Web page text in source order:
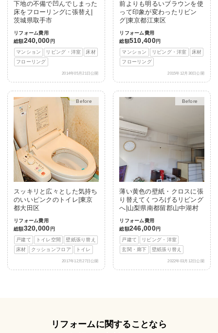
下地の不備で凹んでしまった
床をフローリングに張替え|
茨城県取手市
リフォーム費用
総額240,000 円
マンション
リビング・洋室
床材
フローリング
2014年05月21日公開
前よりも明るいブラウンを使
って印象が変わったリビン
グ|東京都江東区
リフォーム費用
総額510,400円
マンション
リビング・洋室
床材
フローリング
2015年12月30日公開
After
スッキリと広々とした気持ち
のいいピンクのトイレ|東京
都大田区
リフォーム費用
総額320,000 円
戸建て
トイレ空間
壁紙張り替え
床材
クッションフロア トイレ
2017年12月27日公開
After
薄い黄色の壁紙・クロスに張
り替えてくつろげるリビング
へ|山梨県南都留郡山中湖村
リフォーム費用
総額246,000円
戸建て
リビング・洋室
玄関・廊下
壁紙張り替え
2022年03月12日公開
リフォームに関することなら